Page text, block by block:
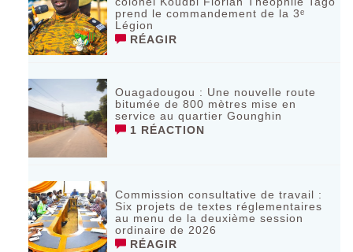
prend le commandement de la 3ᵉ
Légion
RÉAGIR
Ouagadougou : Une nouvelle route
bitumée de 800 mètres mise en
service au quartier Gounghin
1 RÉACTION
Commission consultative de travail :
Six projets de textes réglementaires
au menu de la deuxième session
ordinaire de 2026
RÉAGIR